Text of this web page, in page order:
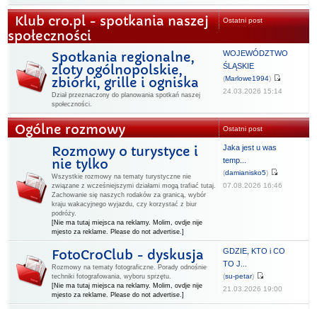
Klub cro.pl - spotkania naszej
społeczności
Ostatni post
Spotkania regionalne,
zloty ogólnopolskie,
zbiórki, grille i ogniska
Dział przeznaczony do planowania spotkań naszej
społeczności.
WOJEWÓDZTWO
ŚLĄSKIE
(Marlowe1994)
24.03.2026 15:14
Ogólne rozmowy Ostatni post
Rozmowy o turystyce i
nie tylko
Wszystkie rozmowy na tematy turystyczne nie
związane z wcześniejszymi działami mogą trafiać tutaj.
Zachowanie się naszych rodaków za granicą, wybór
kraju wakacyjnego wyjazdu, czy korzystać z biur
podróży.
[Nie ma tutaj miejsca na reklamy. Molim, ovdje nije
mjesto za reklame. Please do not advertise.]
Jaka jest u was
temp...
(damianisko5)
07.08.2026 16:46
FotoCroClub - dyskusja
Rozmowy na tematy fotograficzne. Porady odnośnie
techniki fotografowania, wyboru sprzętu.
[Nie ma tutaj miejsca na reklamy. Molim, ovdje nije
mjesto za reklame. Please do not advertise.]
GDZIE, KTO i CO
TO J...
(su-petar)
21.03.2026 19:00